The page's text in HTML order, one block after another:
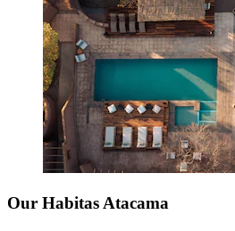
Our Habitas Atacama